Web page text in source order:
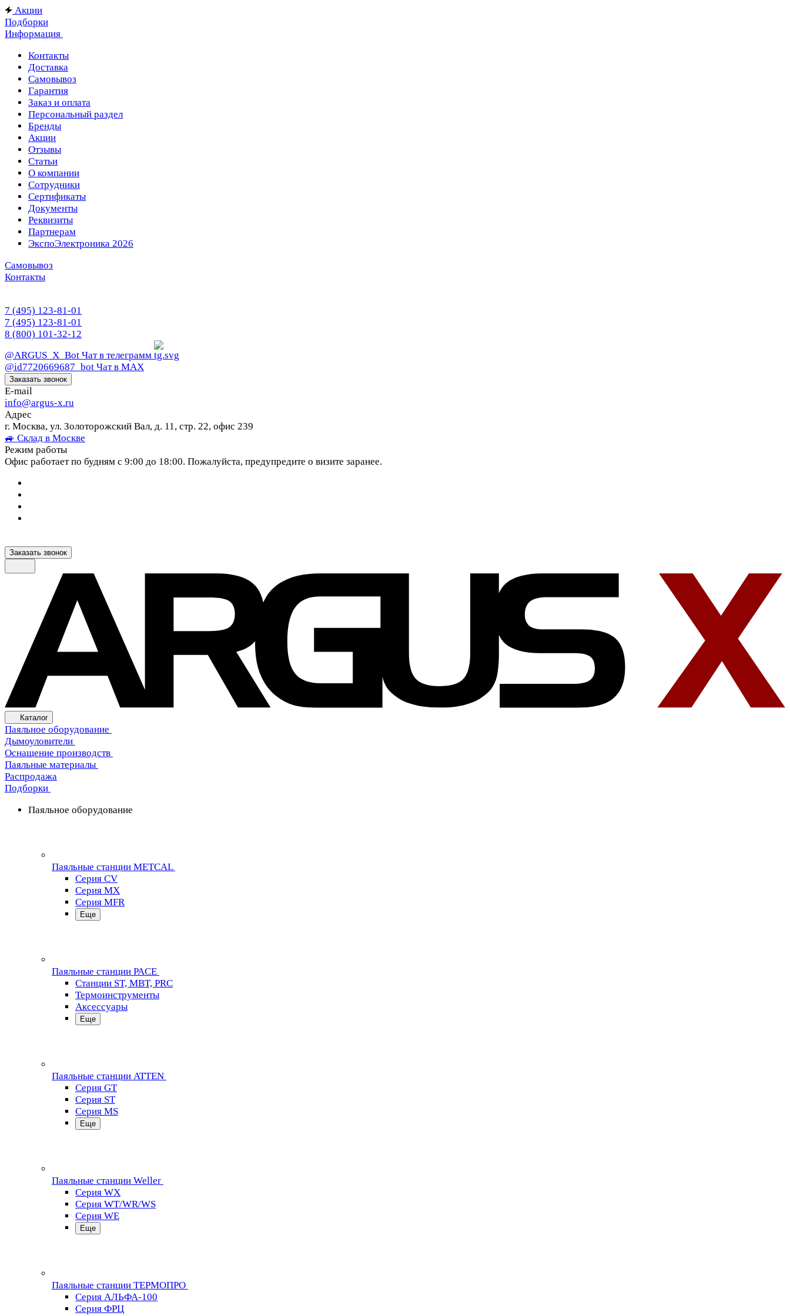
Акции
Подборки
Информация
Контакты
Доставка
Самовывоз
Гарантия
Заказ и оплата
Персональный раздел
Бренды
Акции
Отзывы
Статьи
О компании
Сотрудники
Сертификаты
Документы
Реквизиты
Партнерам
ЭкспоЭлектроника 2026
Самовывоз
Контакты
7 (495) 123-81-01
7 (495) 123-81-01
8 (800) 101-32-12
@ARGUS_X_Bot Чат в телеграмм
@id7720669687_bot Чат в МАХ
Заказать звонок
E-mail
info@argus-x.ru
Адрес
г. Москва, ул. Золоторожский Вал, д. 11, стр. 22, офис 239
🚙 Склад в Москве
Режим работы
Офис работает по будням с 9:00 до 18:00. Пожалуйста, предупредите о визите заранее.
Заказать звонок
Каталог
Паяльное оборудование
Дымоуловители
Оснащение производств
Паяльные материалы
Распродажа
Подборки
Паяльное оборудование
Паяльные станции METCAL
Серия CV
Серия MX
Серия MFR
Еще
Паяльные станции PACE
Станции ST, MBT, PRC
Термоинструменты
Аксессуары
Еще
Паяльные станции ATTEN
Серия GT
Серия ST
Серия MS
Еще
Паяльные станции Weller
Серия WX
Серия WT/WR/WS
Серия WE
Еще
Паяльные станции ТЕРМОПРО
Серия АЛЬФА-100
Серия ФРЦ